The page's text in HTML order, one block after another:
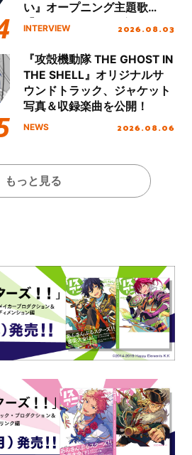
い』オープニング主題歌
「Amore」インタビュー
INTERVIEW 2026.08.03
『攻殻機動隊 THE GHOST IN
THE SHELL』オリジナルサ
ウンドトラック、ジャケット
写真＆収録楽曲を公開！
NEWS 2026.08.06
もっと見る